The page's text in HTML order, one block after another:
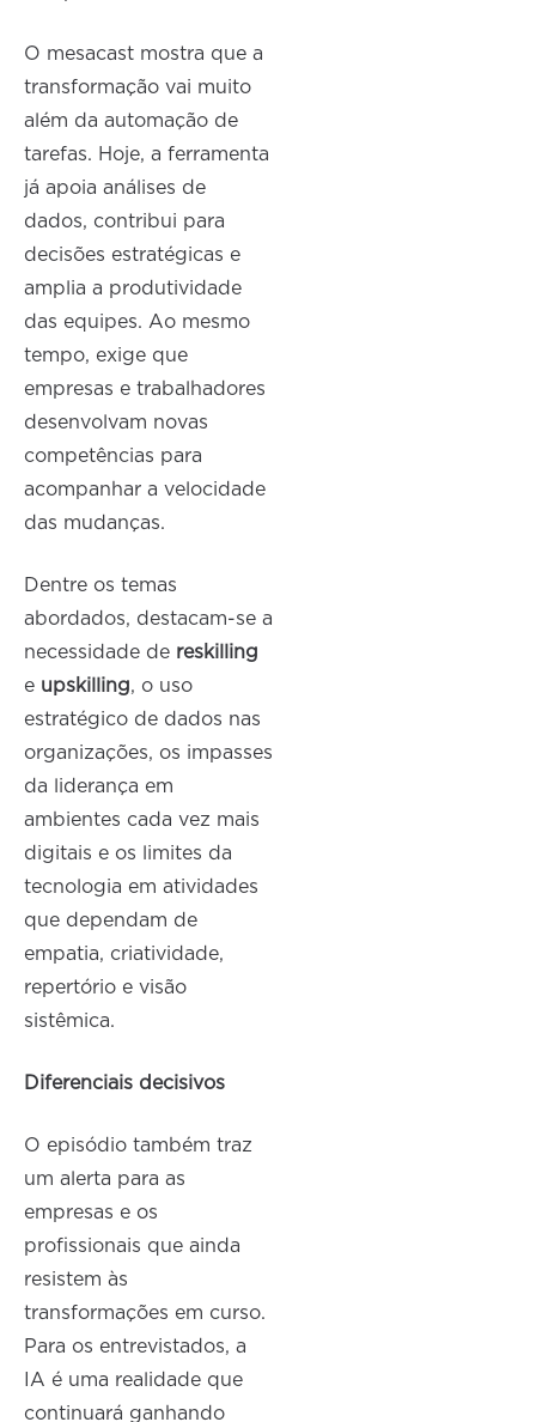
O mesacast mostra que a
transformação vai muito
além da automação de
tarefas. Hoje, a ferramenta
já apoia análises de
dados, contribui para
decisões estratégicas e
amplia a produtividade
das equipes. Ao mesmo
tempo, exige que
empresas e trabalhadores
desenvolvam novas
competências para
acompanhar a velocidade
das mudanças.
Dentre os temas
abordados, destacam-se a
necessidade de reskilling
e upskilling, o uso
estratégico de dados nas
organizações, os impasses
da liderança em
ambientes cada vez mais
digitais e os limites da
tecnologia em atividades
que dependam de
empatia, criatividade,
repertório e visão
sistêmica.
Diferenciais decisivos
O episódio também traz
um alerta para as
empresas e os
profissionais que ainda
resistem às
transformações em curso.
Para os entrevistados, a
IA é uma realidade que
continuará ganhando